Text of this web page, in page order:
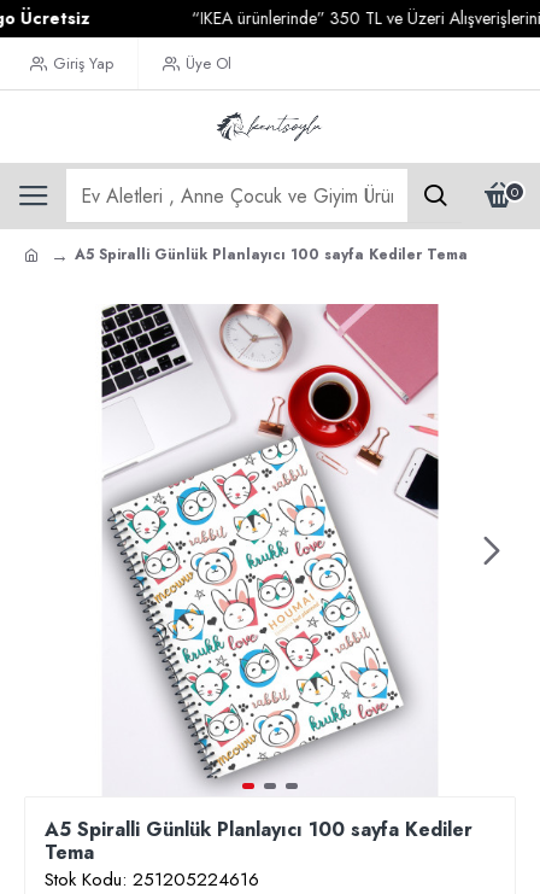
“IKEA ürünlerinde” 350 TL ve Üzeri Alışverişlerinizde
Giriş Yap Üye Ol
0
A5 Spiralli Günlük Planlayıcı 100 sayfa Kediler Tema
A5 Spiralli Günlük Planlayıcı 100 sayfa Kediler
Tema
Stok Kodu: 251205224616